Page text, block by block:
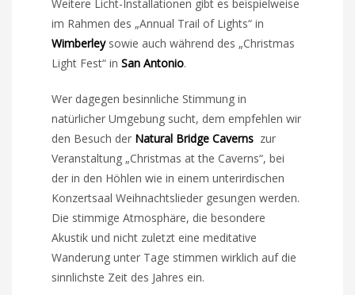
Weitere Licht-Installationen gibt es beispielweise
im Rahmen des „Annual Trail of Lights“ in
Wimberleysowie auch während des „Christmas
Light Fest“ inSan Antonio.
Wer dagegen besinnliche Stimmung in
natürlicher Umgebung sucht, dem empfehlen wir
den Besuch der Natural Bridge Caverns zur
Veranstaltung „Christmas at the Caverns“, bei
der in den Höhlen wie in einem unterirdischen
Konzertsaal Weihnachtslieder gesungen werden.
Die stimmige Atmosphäre, die besondere
Akustik und nicht zuletzt eine meditative
Wanderung unter Tage stimmen wirklich auf die
sinnlichste Zeit des Jahres ein.